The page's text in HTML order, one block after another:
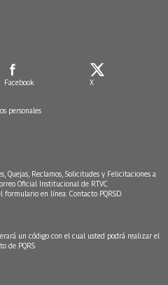
Facebook X
personales
Quejas, Reclamos, Solicitudes y Felicitaciones a
Oficial Institucional de RTVC
formulario en línea: Contacto PQRSD.
un código con el cual usted podrá realizar el
de PQRS